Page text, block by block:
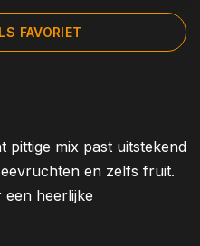
FAVORIET
pittige mix past uitstekend
en zelfs fruit.
heerlijke